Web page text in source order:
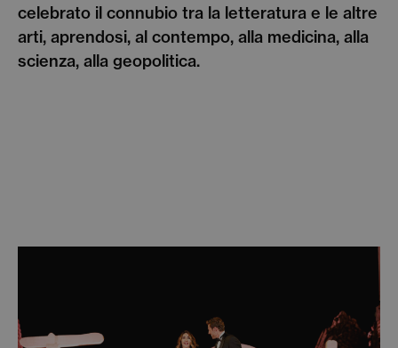
celebrato il connubio tra la letteratura e le altre
arti, aprendosi, al contempo, alla medicina, alla
scienza, alla geopolitica.